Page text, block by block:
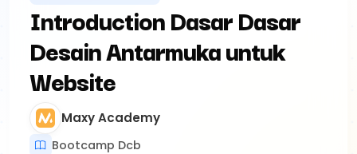
Introduction Dasar Dasar
Desain Antarmuka untuk
Website
Maxy Academy
Bootcamp Dcb